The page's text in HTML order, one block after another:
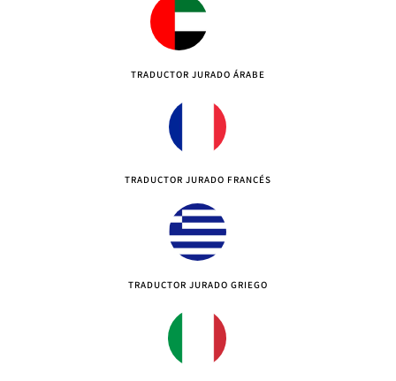
TRADUCTOR JURADO ÁRABE
TRADUCTOR JURADO FRANCÉS
TRADUCTOR JURADO GRIEGO